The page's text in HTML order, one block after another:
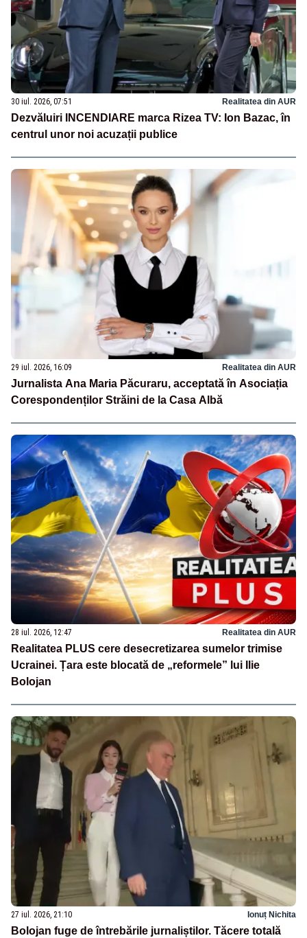
30 iul. 2026, 07:51 Realitatea din AUR
Dezvăluiri INCENDIARE marca Rizea TV: Ion Bazac, în
centrul unor noi acuzații publice
29 iul. 2026, 16:09 Realitatea din AUR
Jurnalista Ana Maria Păcuraru, acceptată în Asociația
Corespondenților Străini de la Casa Albă
28 iul. 2026, 12:47 Realitatea din AUR
Realitatea PLUS cere desecretizarea sumelor trimise
Ucrainei. Țara este blocată de „reformele” lui Ilie
Bolojan
27 iul. 2026, 21:10 Ionuț Nichita
Bolojan fuge de întrebările jurnaliștilor. Tăcere totală